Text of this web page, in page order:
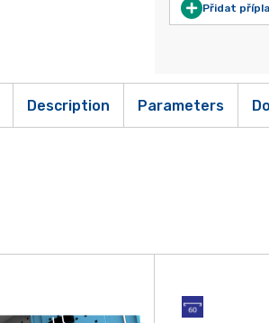
Přidat
Description Parameters